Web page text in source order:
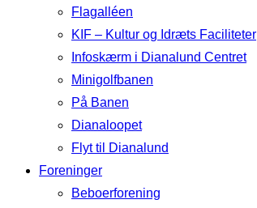
Flagalléen
KIF – Kultur og Idræts Faciliteter
Infoskærm i Dianalund Centret
Minigolfbanen
På Banen
Dianaloopet
Flyt til Dianalund
Foreninger
Beboerforening